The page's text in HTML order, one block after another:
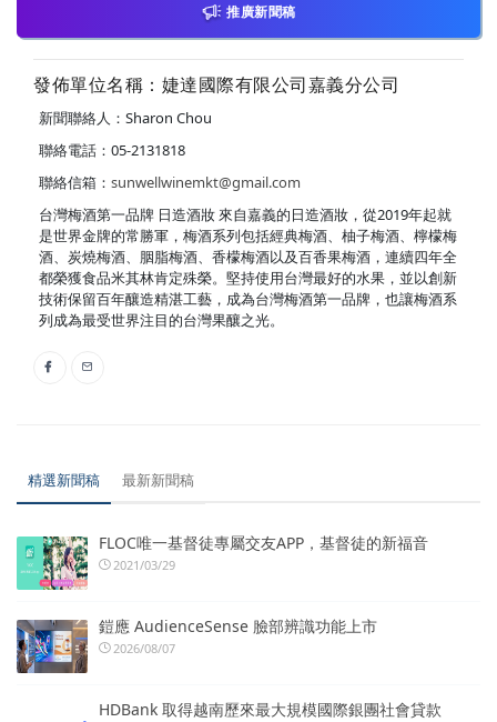
推廣新聞稿
發佈單位名稱：婕達國際有限公司嘉義分公司
新聞聯絡人：Sharon Chou
聯絡電話：05-2131818
聯絡信箱： sunwellwinemkt@gmail.com
台灣梅酒第一品牌 日造酒妝 來自嘉義的日造酒妝，從2019年起就
是世界金牌的常勝軍，梅酒系列包括經典梅酒、柚子梅酒、檸檬梅
酒、炭燒梅酒、胭脂梅酒、香檬梅酒以及百香果梅酒，連續四年全
都榮獲食品米其林肯定殊榮。堅持使用台灣最好的水果，並以創新
技術保留百年釀造精湛工藝，成為台灣梅酒第一品牌，也讓梅酒系
列成為最受世界注目的台灣果釀之光。
精選新聞稿 最新新聞稿
FLOC唯一基督徒專屬交友APP，基督徒的新福音
2021/03/29
鎧應 AudienceSense 臉部辨識功能上市
2026/08/07
HDBank 取得越南歷來最大規模國際銀團社會貸款